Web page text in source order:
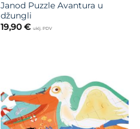
Janod Puzzle Avantura u
džungli
19,90€ uklj. PDV
Dodajte
na listu
želja